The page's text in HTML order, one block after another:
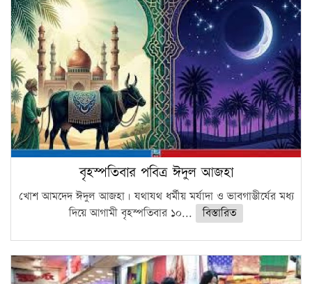
বৃহস্পতিবার পবিত্র ঈদুল আজহা
খোশ আমদেদ ঈদুল আজহা। যথাযথ ধর্মীয় মর্যাদা ও ভাবগাম্ভীর্যের মধ্য
দিয়ে আগামী বৃহস্পতিবার ১০...
বিস্তারিত